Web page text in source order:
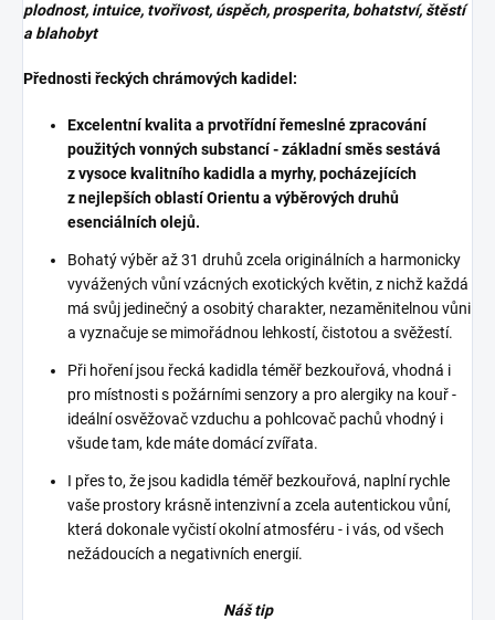
plodnost, intuice, tvořivost, úspěch, prosperita, bohatství, štěstí
a blahobyt
Přednosti řeckých chrámových kadidel:
Excelentní kvalita a prvotřídní řemeslné zpracování
použitých vonných substancí - základní směs sestává
z vysoce kvalitního kadidla a myrhy, pocházejících
z nejlepších oblastí Orientu a výběrových druhů
esenciálních olejů.
Bohatý výběr až 31 druhů zcela originálních a harmonicky
vyvážených vůní vzácných exotických květin, z nichž každá
má svůj jedinečný a osobitý charakter, nezaměnitelnou vůni
a vyznačuje se mimořádnou lehkostí, čistotou a svěžestí.
Při hoření jsou řecká kadidla téměř bezkouřová, vhodná i
pro místnosti s požárními senzory a pro alergiky na kouř -
ideální osvěžovač vzduchu a pohlcovač pachů vhodný i
všude tam, kde máte domácí zvířata.
I přes to, že jsou kadidla téměř bezkouřová, naplní rychle
vaše prostory krásně intenzivní a zcela autentickou vůní,
která dokonale vyčistí okolní atmosféru - i vás, od všech
nežádoucích a negativních energií.
Náš tip